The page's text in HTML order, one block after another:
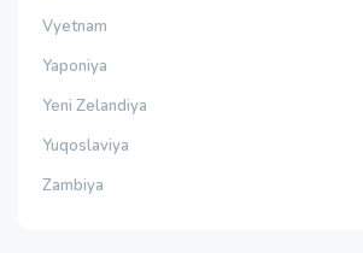
Vyetnam
Yaponiya
Yeni Zelandiya
Yuqoslaviya
Zambiya